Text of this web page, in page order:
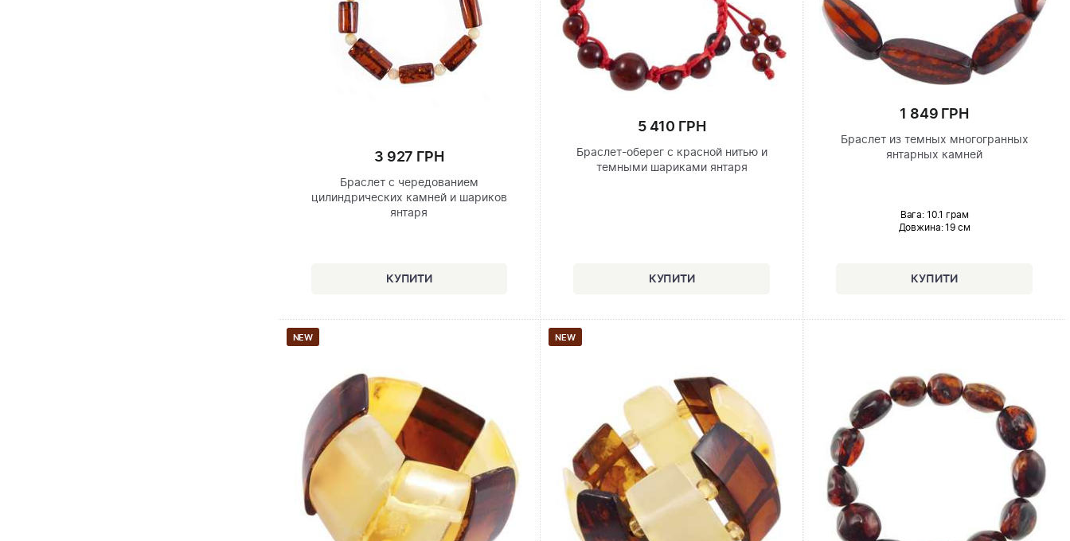
3 927 ГРН
Браслет с чередованием
цилиндрических камней и шариков
янтаря
5 410 ГРН
Браслет-оберег с красной нитью и
темными шариками янтаря
1 849 ГРН
Браслет из темных многогранных
янтарных камней
Вага: 10.1 грам
Довжина:19 см
NEW NEW